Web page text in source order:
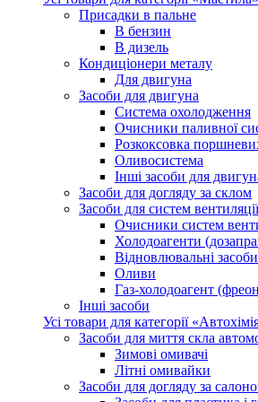
Присадки в пальне
В бензин
В дизель
Кондиціонери металу
Для двигуна
Засоби для двигуна
Система охолодження
Очисники паливної
Розкоксовка
Оливосистема
Iнші засоби для
Засоби для догляду за склом
Засоби для систем
Очисники систем
Холодоагенти
Відновлювальні засоби
Оливи
Газ-холодоагент
Iнші засоби
Усі товари для категорії
Засоби для миття скла
Зимові омивачі
Літні омивайки
Засоби для догляду за